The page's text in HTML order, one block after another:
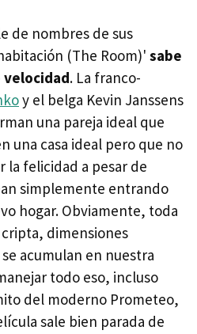
de nombres de sus
(The Room)' sabe
velocidad. La franco-
y el belga Kevin Janssens
una pareja ideal que
una casa ideal pero que no
felicidad a pesar de
simplemente entrando
hogar. Obviamente, toda
dimensiones
acumulan en nuestra
todo eso, incluso
del moderno Prometeo,
sale bien parada de